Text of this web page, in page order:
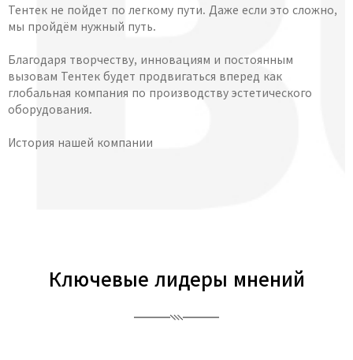
Тентек не пойдет по легкому пути. Даже если это сложно,
мы пройдём нужный путь.
Благодаря творчеству, инновациям и постоянным
вызовам Тентек будет продвигаться вперед как
глобальная компания по производству эстетического
оборудования.
История нашей компании
Ключевые лидеры мнений